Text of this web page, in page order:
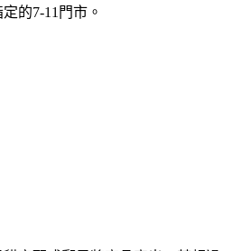
的7-11門市。